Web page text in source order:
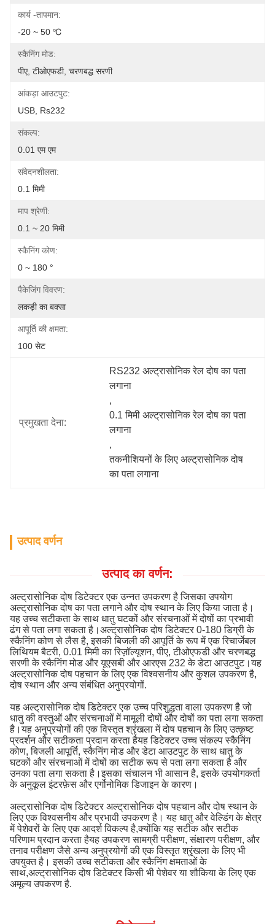
कार्य -तापमान:
-20 ~ 50 ℃
स्कैनिंग मोड:
पीए, टीओएफडी, चरणबद्ध सरणी
आंकड़ा आउटपुट:
USB, Rs232
संकल्प:
0.01 एम एम
संवेदनशीलता:
0.1 मिमी
माप श्रेणी:
0.1 ~ 20 मिमी
स्कैनिंग कोण:
0 ~ 180 °
पैकेजिंग विवरण:
लकड़ी का बक्सा
आपूर्ति की क्षमता:
100 सेट
प्रमुखता देना:
RS232 अल्ट्रासोनिक रेल दोष का पता
लगाना
,
0.1 मिमी अल्ट्रासोनिक रेल दोष का पता
लगाना
,
तकनीशियनों के लिए अल्ट्रासोनिक दोष
का पता लगाना
उत्पाद वर्णन
उत्पाद का वर्णन:
अल्ट्रासोनिक दोष डिटेक्टर एक उन्नत उपकरण है जिसका उपयोग
अल्ट्रासोनिक दोष का पता लगाने और दोष स्थान के लिए किया जाता है।
यह उच्च सटीकता के साथ धातु घटकों और संरचनाओं में दोषों का प्रभावी
ढंग से पता लगा सकता है।अल्ट्रासोनिक दोष डिटेक्टर 0-180 डिग्री के
स्कैनिंग कोण से लैस है, इसकी बिजली की आपूर्ति के रूप में एक रिचार्जेबल
लिथियम बैटरी, 0.01 मिमी का रिज़ॉल्यूशन, पीए, टीओएफडी और चरणबद्ध
सरणी के स्कैनिंग मोड और यूएसबी और आरएस 232 के डेटा आउटपुट।यह
अल्ट्रासोनिक दोष पहचान के लिए एक विश्वसनीय और कुशल उपकरण है,
दोष स्थान और अन्य संबंधित अनुप्रयोगों.
यह अल्ट्रासोनिक दोष डिटेक्टर एक उच्च परिशुद्धता वाला उपकरण है जो
धातु की वस्तुओं और संरचनाओं में मामूली दोषों और दोषों का पता लगा सकता
है।यह अनुप्रयोगों की एक विस्तृत श्रृंखला में दोष पहचान के लिए उत्कृष्ट
प्रदर्शन और सटीकता प्रदान करता हैयह डिटेक्टर उच्च संकल्प स्कैनिंग
कोण, बिजली आपूर्ति, स्कैनिंग मोड और डेटा आउटपुट के साथ धातु के
घटकों और संरचनाओं में दोषों का सटीक रूप से पता लगा सकता है और
उनका पता लगा सकता है।इसका संचालन भी आसान है, इसके उपयोगकर्ता
के अनुकूल इंटरफ़ेस और एर्गोनोमिक डिजाइन के कारण।
अल्ट्रासोनिक दोष डिटेक्टर अल्ट्रासोनिक दोष पहचान और दोष स्थान के
लिए एक विश्वसनीय और प्रभावी उपकरण है। यह धातु और वेल्डिंग के क्षेत्र
में पेशेवरों के लिए एक आदर्श विकल्प है,क्योंकि यह सटीक और सटीक
परिणाम प्रदान करता हैयह उपकरण सामग्री परीक्षण, संक्षारण परीक्षण, और
तनाव परीक्षण जैसे अन्य अनुप्रयोगों की एक विस्तृत श्रृंखला के लिए भी
उपयुक्त है। इसकी उच्च सटीकता और स्कैनिंग क्षमताओं के
साथ,अल्ट्रासोनिक दोष डिटेक्टर किसी भी पेशेवर या शौकिया के लिए एक
अमूल्य उपकरण है.